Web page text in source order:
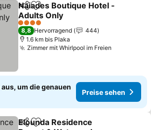
TeilenZu Favoriten hinzufügen
Naiades Boutique Hotel -
Adults Only
Preise sehen
4 Sterne
8,8 Hervorragend
444
1.6 km bis Plaka
Zimmer mit Whirlpool im Freien
um die genauen
Preise sehen
TeilenZu Favoriten hinzufügen
Elounda Residence